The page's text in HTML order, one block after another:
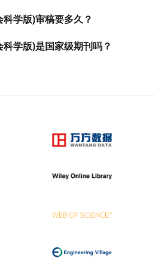
学版)审稿要多久？
学版)是国家级期刊吗？